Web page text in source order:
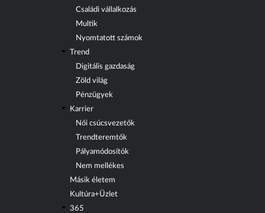
Családi vállalkozás
Multik
Nyomtatott számok
Trend
Digitális gazdaság
Zöld világ
Pénzügyek
Karrier
Női csúcsvezetők
Trendteremtők
Pályamódosítók
Nem mellékes
Másik életem
Kultúra+Üzlet
365